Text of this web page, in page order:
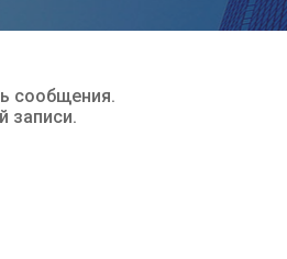
сообщения.
записи.